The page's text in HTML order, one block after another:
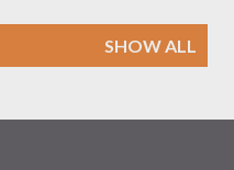
SHOW ALL